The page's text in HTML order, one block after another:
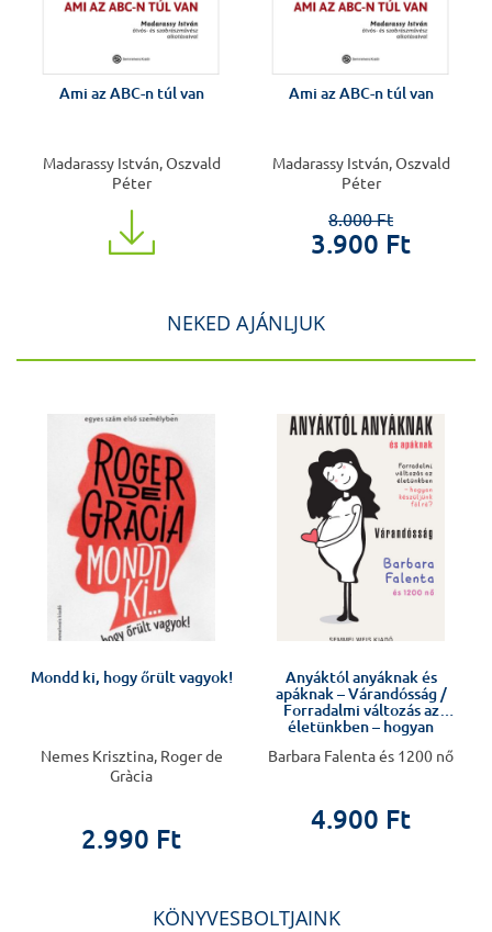
Ami az ABC-n túl van
Madarassy István, Oszvald
Péter
Ami az ABC-n túl van
Madarassy István, Oszvald
Péter
8.000 Ft
3.900 Ft
NEKED AJÁNLJUK
Mondd ki, hogy őrült vagyok!
Nemes Krisztina, Roger de
Gràcia
2.990 Ft
Anyáktól anyáknak és
apáknak – Várandósság /
Forradalmi változás az
életünkben – hogyan
Barbara Falenta és 1200 nő
4.900 Ft
KÖNYVESBOLTJAINK